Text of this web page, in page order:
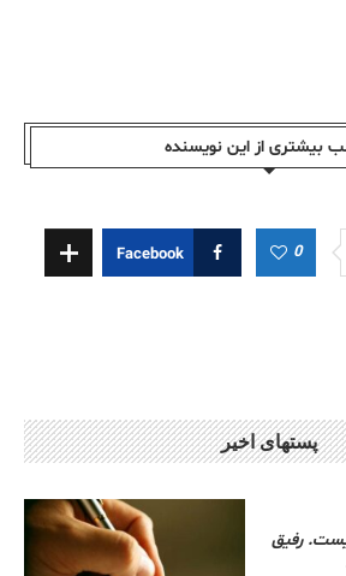
بیشتری از این نویسندە
0
Facebook
پستهای اخیر
رفیق